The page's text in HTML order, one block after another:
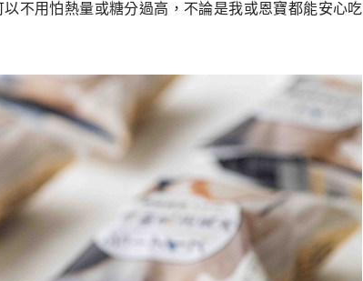
不用怕熱量或糖分過高，不論是我或恩寶都能安心吃